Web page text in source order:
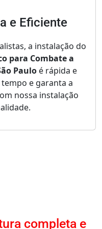
e Eficiente
a instalação do
para Combate a
Pauloé rápida e
e garanta a
nossa instalação
completa e